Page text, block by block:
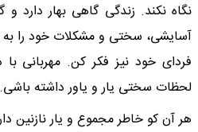
نگاه نکند. زندگی گاهی بهار
آسایشی، سختی و مشکلات خود را به
فردای خود نیز فکر کن. مهربانی
لحظات سختی یار و یاور داشته
هر آن کو خاطر مجموع و یار نازنین